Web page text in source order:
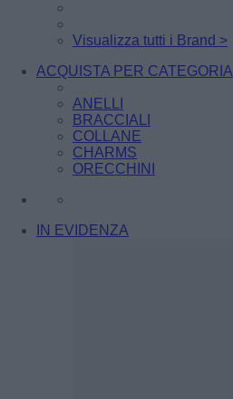
Visualizza tutti i Brand >
ACQUISTA PER CATEGORIA
ANELLI
BRACCIALI
COLLANE
CHARMS
ORECCHINI
IN EVIDENZA